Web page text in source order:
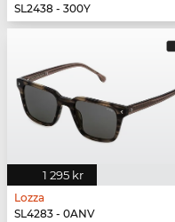
SL2438 - 300Y
1 295 kr
Lozza
SL4283 - 0ANV